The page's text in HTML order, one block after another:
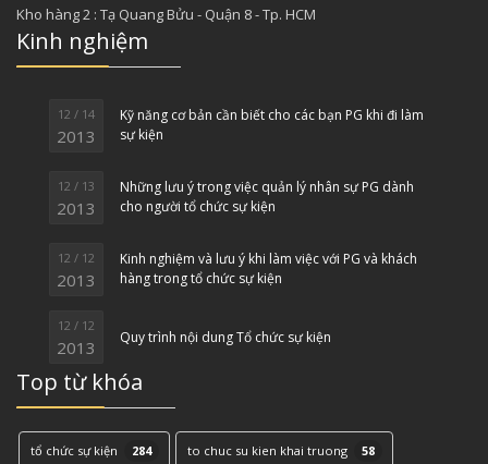
Kho hàng 2 : Tạ Quang Bửu - Quận 8 - Tp. HCM
Kinh nghiệm
12 / 14
2013
Kỹ năng cơ bản cần biết cho các bạn PG khi đi làm
sự kiện
12 / 13
2013
Những lưu ý trong việc quản lý nhân sự PG dành
cho người tổ chức sự kiện
12 / 12
2013
Kinh nghiệm và lưu ý khi làm việc với PG và khách
hàng trong tổ chức sự kiện
12 / 12
2013 Quy trình nội dung Tổ chức sự kiện
Top từ khóa
tổ chức sự kiện 284 to chuc su kien khai truong 58